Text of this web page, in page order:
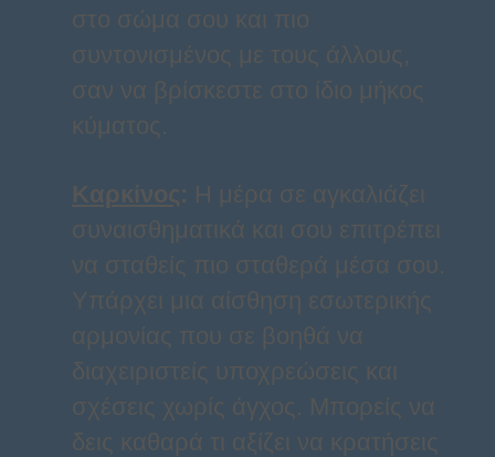
στο σώμα σου και πιο
συντονισμένος με τους άλλους,
σαν να βρίσκεστε στο ίδιο μήκος
κύματος.
Καρκίνος: Η μέρα σε αγκαλιάζει
συναισθηματικά και σου επιτρέπει
να σταθείς πιο σταθερά μέσα σου.
Υπάρχει μια αίσθηση εσωτερικής
αρμονίας που σε βοηθά να
διαχειριστείς υποχρεώσεις και
σχέσεις χωρίς άγχος. Μπορείς να
δεις καθαρά τι αξίζει να κρατήσεις